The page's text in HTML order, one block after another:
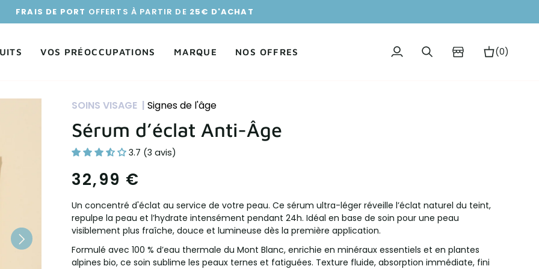
FRAIS DE PORT OFFERTS À PARTIR DE 25€ D'ACHAT
VOS PRÉOCCUPATIONS MARQUE NOS OFFRES
Mon
Recherche Panier
(0)
SOINS VISAGE | Signes de l'âge
Sérum d’éclat Anti-Âge
3.7 (3 avis)
32,99 €
Un concentré d'éclat au service de votre peau. Ce sérum ultra-léger réveille l’éclat naturel du teint,
repulpe la peau et l’hydrate intensément pendant 24h. Idéal en base de soin pour une peau
visiblement plus fraîche, douce et lumineuse dès la première application.
Formulé avec 100 % d’eau thermale du Mont Blanc, enrichie en minéraux essentiels et en plantes
alpines bio, ce soin sublime les peaux ternes et fatiguées. Texture fluide, absorption immédiate, fini